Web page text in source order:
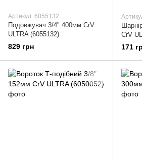
Артикул: 6055132
Подовжувач 3/4" 400мм CrV
ULTRA (6055132)
829 грн
CrV
171